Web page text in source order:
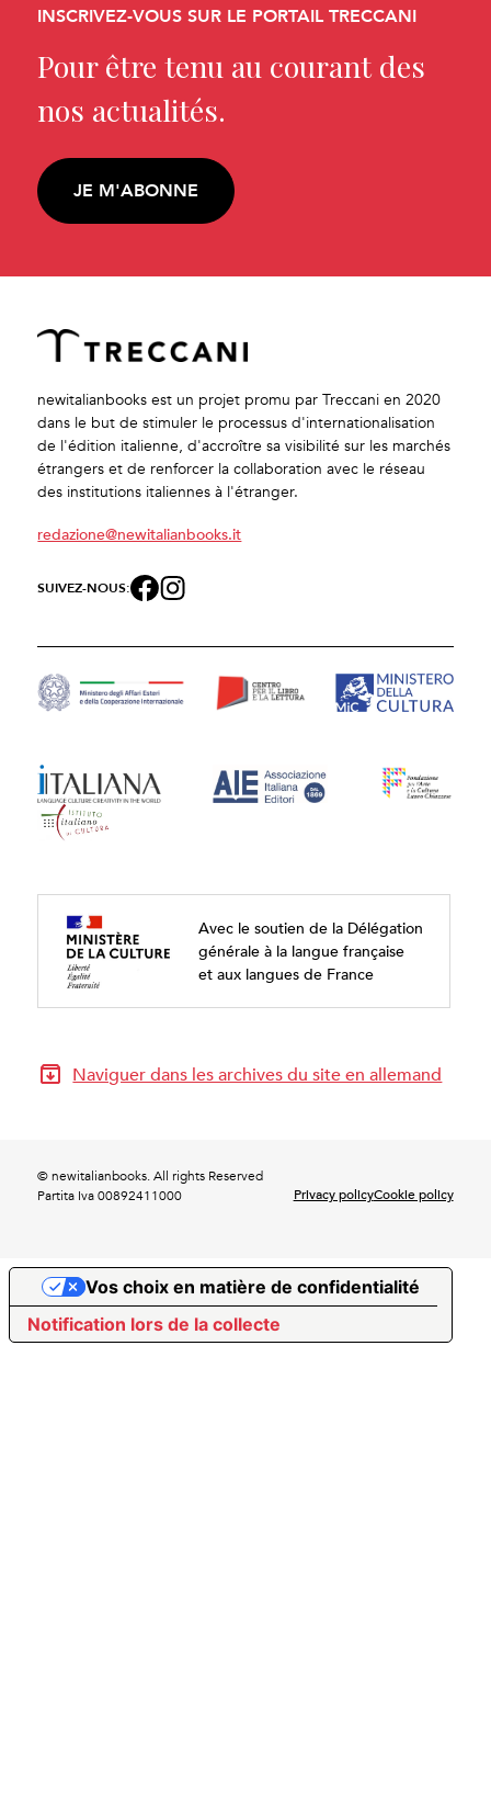
INSCRIVEZ-VOUS SUR LE PORTAIL TRECCANI
Pour être tenu au courant des
nos actualités.
JE M'ABONNE
newitalianbooks est un projet promu par Treccani en 2020
dans le but de stimuler le processus d'internationalisation
de l'édition italienne, d'accroître sa visibilité sur les marchés
étrangers et de renforcer la collaboration avec le réseau
des institutions italiennes à l'étranger.
redazione@newitalianbooks.it
SUIVEZ-NOUS:
Avec le soutien de la Délégation
générale à la langue française
et aux langues de France
Naviguer dans les archives du site en allemand
© newitalianbooks. All rights Reserved
Partita Iva 00892411000
Privacy policyCookie policy
Notification lors de la collecte
Vos choix en matière de confidentialité